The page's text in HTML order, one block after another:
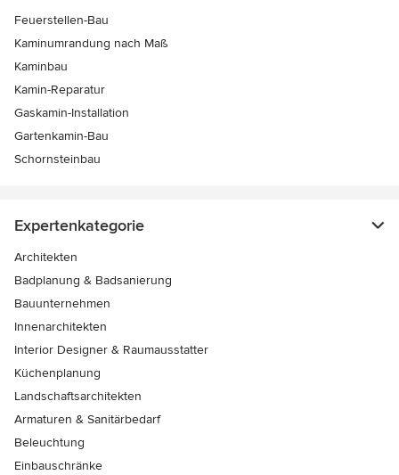
Feuerstellen-Bau
Kaminumrandung nach Maß
Kaminbau
Kamin-Reparatur
Gaskamin-Installation
Gartenkamin-Bau
Schornsteinbau
Expertenkategorie
Architekten
Badplanung & Badsanierung
Bauunternehmen
Innenarchitekten
Interior Designer & Raumausstatter
Küchenplanung
Landschaftsarchitekten
Armaturen & Sanitärbedarf
Beleuchtung
Einbauschränke